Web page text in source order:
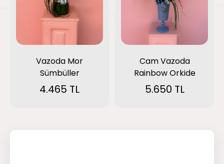
Vazoda Mor
Sümbüller
4.465 TL
Cam Vazoda
Rainbow Orkide
5.650 TL